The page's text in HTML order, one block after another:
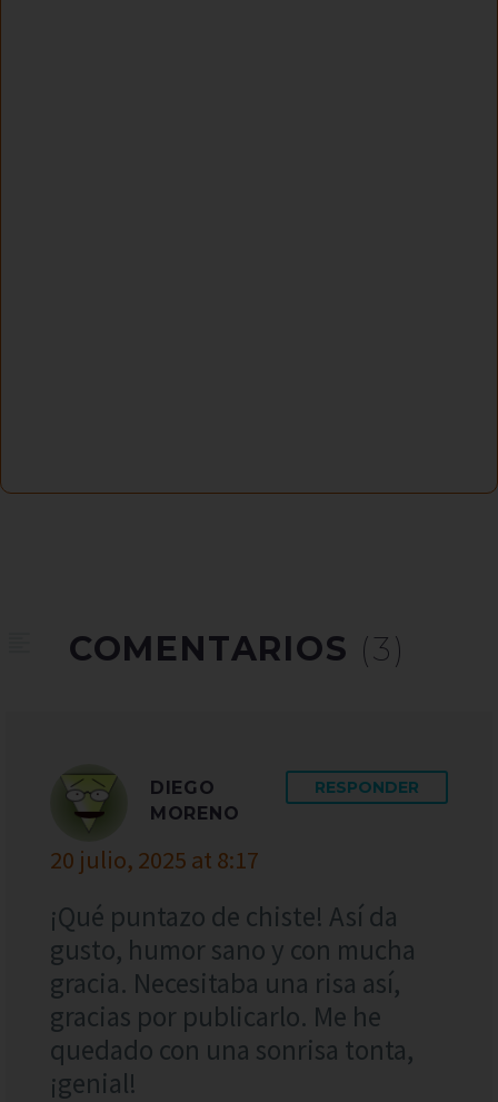
COMENTARIOS (3)
DIEGO
MORENO
20 julio, 2025 at 8:17
RESPONDER
¡Qué puntazo de chiste! Así da
gusto, humor sano y con mucha
gracia. Necesitaba una risa así,
gracias por publicarlo. Me he
quedado con una sonrisa tonta,
¡genial!